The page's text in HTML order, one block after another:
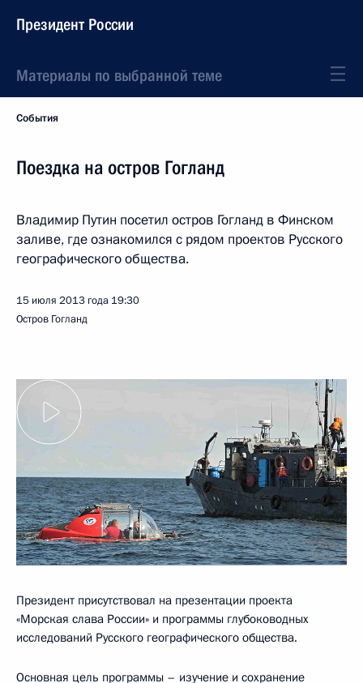
Президент России
Материалы по выбранной теме
События
Поездка на остров Гогланд
Владимир Путин посетил остров Гогланд в Финском
заливе, где ознакомился с рядом проектов Русского
географического общества.
15 июля 2013 года 19:30
Остров Гогланд
Президент присутствовал на презентации проекта
«Морская слава России» и программы глубоководных
исследований Русского географического общества.
Основная цель программы – изучение и сохранение